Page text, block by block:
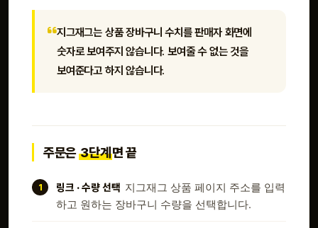
지그재그는 상품 장바구니 수치를 판매자 화면에
숫자로 보여주지 않습니다. 보여줄 수 없는 것을
보여준다고 하지 않습니다.
주문은3단계면 끝
링크 · 수량 선택 지그재그 상품 페이지 주소를 입력
하고 원하는 장바구니 수량을 선택합니다.